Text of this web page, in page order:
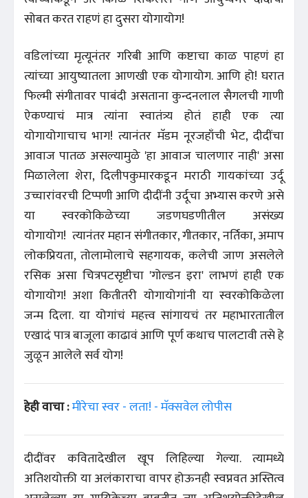
सोबत करत राहणं हा दुसरा योगायोग!
वडिलांच्या मृत्यूनंतर गरिबी आणि कष्टाचा काळ पाहणं हा
त्यांच्या आयुष्यातला आणखी एक योगायोग. आणि हो! घरात
फिल्मी संगीतावर पाबंदी असताना कुन्दनलाल सैगलची गाणी
ऐकण्याचं मात्र त्यांना स्वातंत्र्य होतं हाही एक त्या
योगायोगाचाच भाग! त्यानंतर मॅडम नूरजहाँची भेट, दीदींचा
आवाज पातळ असल्यामुळे 'हा आवाज चालणार नाही' असा
मिळालेला शेरा, दिलीपकुमारकडून मराठी गायकांच्या उर्दू
उच्चारांवरची टिप्पणी आणि दीदींनी उर्दूचा अभ्यास करणे असे
या स्वरकोकिळेच्या जडणघडणीतील असंख्य
योगायोग! त्यानंतर महान संगीतकार, गीतकार, नर्तिका, अमाप
लोकप्रियता, तोलामोलाचे सहगायक, कलेची जाण असलेले
रसिक असा चित्रपटसृष्टीचा 'गोल्डन इरा' लाभणं हाही एक
योगायोग! अशा कितीतरी योगायोगांनी या स्वरकोकिळेला
जन्म दिला. या योगांचं महत्त्व सांगायचं तर महाभारतातील
एखादं पात्र बाजूला काढावं आणि पूर्ण कथाच पालटावी तसे हे
जुळून आलेले सर्व योग!
हेही वाचा :मीरेचा स्वर - लता! - मॅक्सवेल लोपीस
दीदींवर कवितादेखील खूप लिहिल्या गेल्या. त्यामध्ये
अतिशयोक्ती या अलंकाराचा वापर होऊनही स्वप्नवत अस्तित्व